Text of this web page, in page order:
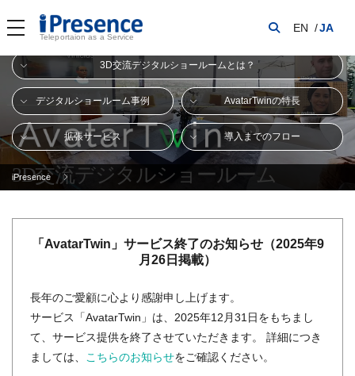
Teleportaion as a Service
EN JA
3D交流デジタルショールーム
3D交流デジタルショールームとは？
デジタルショールーム事例 AvatarTwinの特長
拡張サービス 導入までのフロー
iPresence
「AvatarTwin」サービス終了のお知らせ（2025年9
月26日掲載）
長年のご愛顧に心より感謝申し上げます。
サービス「AvatarTwin」は、2025年12月31日をもちまし
て、サービス提供を終了させていただきます。
詳細につき
ましては、 こちらのお知らせをご確認ください。